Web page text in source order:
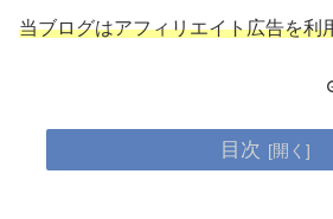
当ブログはアフィリエイト広告を利
目次